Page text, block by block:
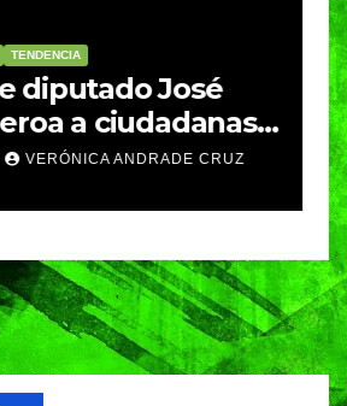
TENDENCIA
diputado José
a ciudadanas y
que
VERÓNICA ANDRADE CRUZ